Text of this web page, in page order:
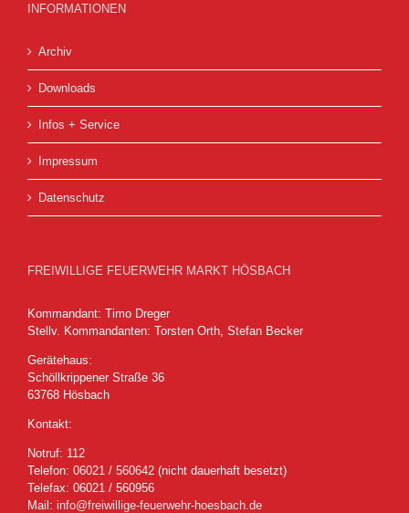
INFORMATIONEN
Archiv
Downloads
Infos + Service
Impressum
Datenschutz
FREIWILLIGE FEUERWEHR MARKT HÖSBACH
Kommandant: Timo Dreger
Stellv. Kommandanten: Torsten Orth, Stefan Becker
Gerätehaus:
Schöllkrippener Straße 36
63768 Hösbach
Kontakt:
Notruf: 112
Telefon: 06021 / 560642 (nicht dauerhaft besetzt)
Telefax: 06021 / 560956
Mail: info@freiwillige-feuerwehr-hoesbach.de